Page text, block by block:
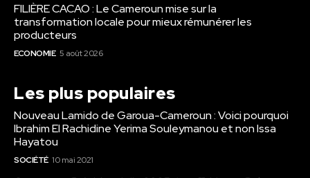
FILIÈRE CACAO : Le Cameroun mise sur la
transformation locale pour mieux rémunérer les
producteurs
ECONOMIE 5 août 2026
Les plus populaires
Nouveau Lamido de Garoua-Cameroun : Voici pourquoi
Ibrahim El Rachidine Yerima Souleymanou et non Issa
Hayatou
SOCIÉTÉ 10 mai 2021